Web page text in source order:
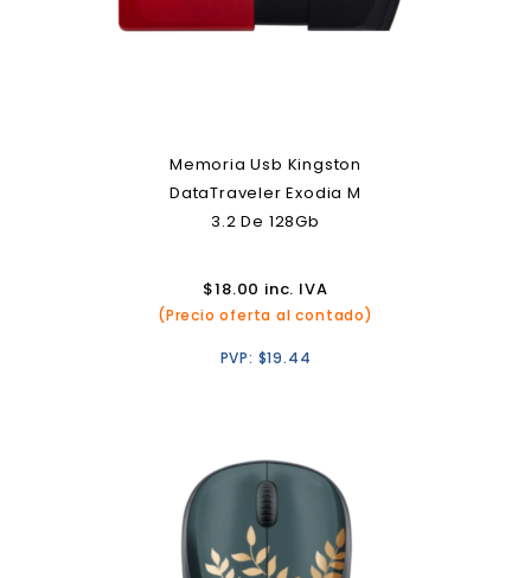
Memoria Usb Kingston
DataTraveler Exodia M
3.2 De 128Gb
$18.00 inc. IVA
(Precio oferta al contado)
PVP: $19.44